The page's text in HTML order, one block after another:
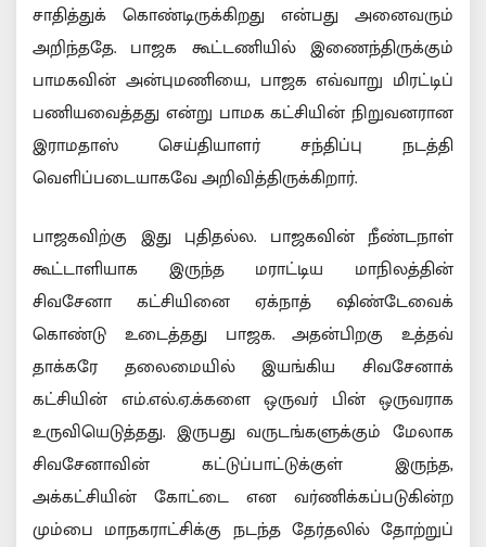
சாதித்துக் கொண்டிருக்கிறது என்பது அனைவரும்
அறிந்ததே. பாஜக கூட்டணியில் இணைந்திருக்கும்
பாமகவின் அன்புமணியை, பாஜக எவ்வாறு மிரட்டிப்
பணியவைத்தது என்று பாமக கட்சியின் நிறுவனரான
இராமதாஸ் செய்தியாளர் சந்திப்பு நடத்தி
வெளிப்படையாகவே அறிவித்திருக்கிறார்.
பாஜகவிற்கு இது புதிதல்ல. பாஜகவின் நீண்டநாள்
கூட்டாளியாக இருந்த மராட்டிய மாநிலத்தின்
சிவசேனா கட்சியினை ஏக்நாத் ஷிண்டேவைக்
கொண்டு உடைத்தது பாஜக. அதன்பிறகு உத்தவ்
தாக்கரே தலைமையில் இயங்கிய சிவசேனாக்
கட்சியின் எம்.எல்.ஏ.க்களை ஒருவர் பின் ஒருவராக
உருவியெடுத்தது. இருபது வருடங்களுக்கும் மேலாக
சிவசேனாவின் கட்டுப்பாட்டுக்குள் இருந்த,
அக்கட்சியின் கோட்டை என வர்ணிக்கப்படுகின்ற
மும்பை மாநகராட்சிக்கு நடந்த தேர்தலில் தோற்றுப்